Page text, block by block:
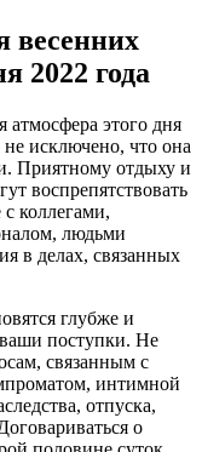
весенних
2022 года
атмосфера этого дня
исключено, что она
Приятному отдыху и
воспрепятствовать
коллегами,
людьми
в делах, связанных
глубже и
ваши поступки. Не
связанным с
интимной
отпуска,
о